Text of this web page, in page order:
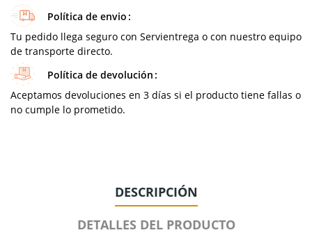
Política de envio
Tu pedido llega seguro con Servientrega o con nuestro equipo
de transporte directo.
Política de devolución
Aceptamos devoluciones en 3 días si el producto tiene fallas o
no cumple lo prometido.
DESCRIPCIÓN
DETALLES DEL PRODUCTO